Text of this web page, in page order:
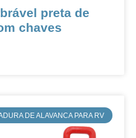
preta de
chaves
DE ALAVANCA PARA RV